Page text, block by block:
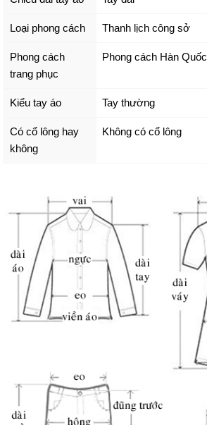
Loại phong cách Thanh lịch công sở
Phong cách
trang phục
Phong cách Hàn Quốc
Kiểu tay áo Tay thường
Có cổ lông hay
không
Không có cổ lông